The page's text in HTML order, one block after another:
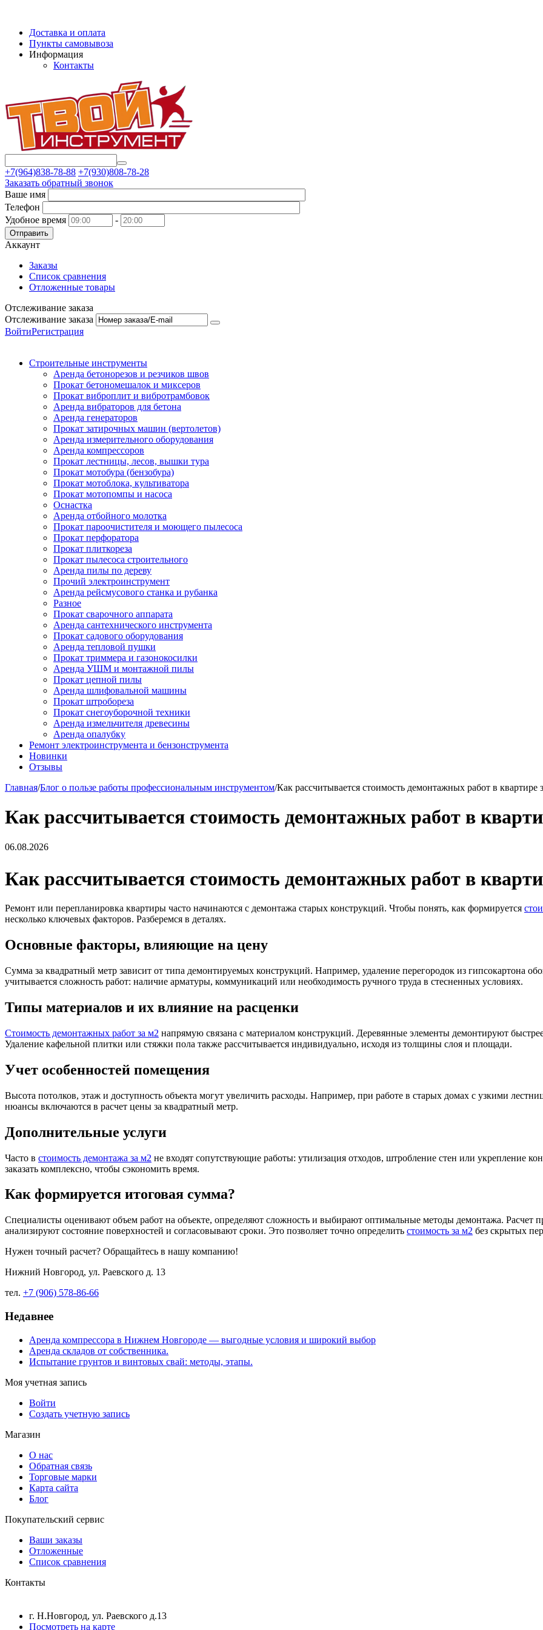
Доставка и оплата
Пункты самовывоза
Информация
Контакты
+7(964)838-78-88 +7(930)808-78-28
Заказать обратный звонок
Ваше имя
Телефон
Удобное время
-
Отправить
Аккаунт
Заказы
Список сравнения
Отложенные товары
Отслеживание заказа
Отслеживание заказа
ВойтиРегистрация
Строительные инструменты
Аренда бетонорезов и резчиков швов
Прокат бетономешалок и миксеров
Прокат виброплит и вибротрамбовок
Аренда вибраторов для бетона
Аренда генераторов
Прокат затирочных машин (вертолетов)
Аренда измерительного оборудования
Аренда компрессоров
Прокат лестницы, лесов, вышки тура
Прокат мотобура (бензобура)
Прокат мотоблока, культиватора
Прокат мотопомпы и насоса
Оснастка
Аренда отбойного молотка
Прокат пароочистителя и моющего пылесоса
Прокат перфоратора
Прокат плиткореза
Прокат пылесоса строительного
Аренда пилы по дереву
Прочий электроинструмент
Аренда рейсмусового станка и рубанка
Разное
Прокат сварочного аппарата
Аренда сантехнического инструмента
Прокат садового оборудования
Аренда тепловой пушки
Прокат триммера и газонокосилки
Аренда УШМ и монтажной пилы
Прокат цепной пилы
Аренда шлифовальной машины
Прокат штробореза
Прокат снегоуборочной техники
Аренда измельчителя древесины
Аренда опалубку
Ремонт электроинструмента и бензонструмента
Новинки
Отзывы
Главная/Блог о пользе работы профессиональным инструментом/Как рассчитывается стоимость демонтажных работ в квартире
Как рассчитывается стоимость демонтажных работ в
06.08.2026
Как рассчитывается стоимость демонтажных работ в
Ремонт или перепланировка квартиры часто начинаются с демонтажа старых конструкций. Чтобы понять, как формируется
несколько ключевых факторов. Разберемся в деталях.
Основные факторы, влияющие на цену
Сумма за квадратный метр зависит от типа демонтируемых конструкций. Например, удаление перегородок из гипсокартона
учитывается сложность работ: наличие арматуры, коммуникаций или необходимость ручного труда в стесненных условиях.
Типы материалов и их влияние на расценки
Стоимость демонтажных работ за м2 напрямую связана с материалом конструкций. Деревянные элементы демонтируют
Удаление кафельной плитки или стяжки пола также рассчитывается индивидуально, исходя из толщины слоя и площади.
Учет особенностей помещения
Высота потолков, этаж и доступность объекта могут увеличить расходы. Например, при работе в старых домах с узкими
нюансы включаются в расчет цены за квадратный метр.
Дополнительные услуги
Часто в стоимость демонтажа за м2 не входят сопутствующие работы: утилизация отходов, штробление стен или укрепление
заказать комплексно, чтобы сэкономить время.
Как формируется итоговая сумма?
Специалисты оценивают объем работ на объекте, определяют сложность и выбирают оптимальные методы демонтажа. Расчет
анализируют состояние поверхностей и согласовывают сроки. Это позволяет точно определить стоимость за м2 без скрытых
Нужен точный расчет? Обращайтесь в нашу компанию!
Нижний Новгород, ул. Раевского д. 13
тел. +7 (906) 578-86-66
Недавнее
Аренда компрессора в Нижнем Новгороде — выгодные условия и широкий выбор
Аренда складов от собственника.
Испытание грунтов и винтовых свай: методы, этапы.
Моя учетная запись
Войти
Создать учетную запись
Магазин
О нас
Обратная связь
Торговые марки
Карта сайта
Блог
Покупательский сервис
Ваши заказы
Отложенные
Список сравнения
Контакты
г. Н.Новгород, ул. Раевского д.13
Посмотреть на карте